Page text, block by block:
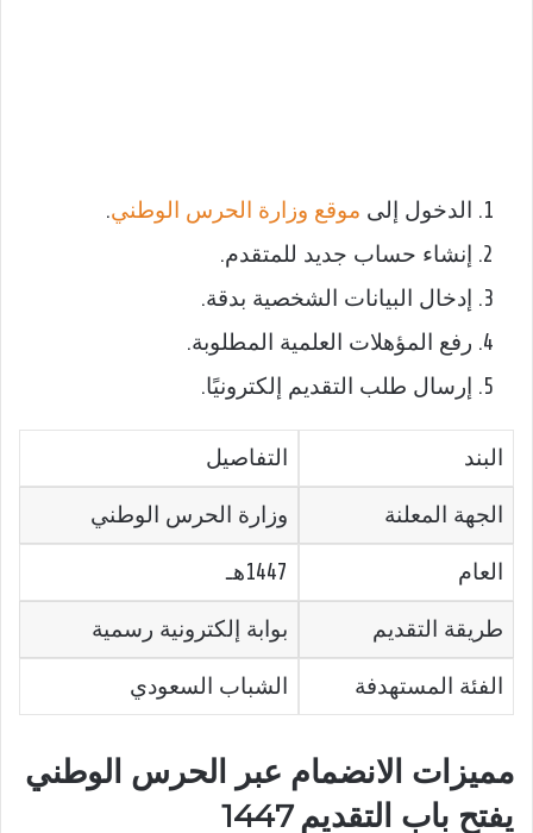
الدخول إلى موقع وزارة الحرس الوطني.
إنشاء حساب جديد للمتقدم.
إدخال البيانات الشخصية بدقة.
رفع المؤهلات العلمية المطلوبة.
إرسال طلب التقديم إلكترونيًا.
البند التفاصيل
الجهة المعلنة وزارة الحرس الوطني
العام 1447هـ
طريقة التقديم بوابة إلكترونية رسمية
الفئة المستهدفة الشباب السعودي
مميزات الانضمام عبر الحرس الوطني
يفتح باب التقديم 1447